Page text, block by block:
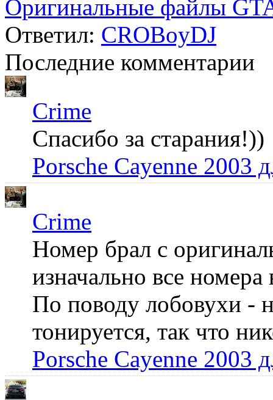
Оригинальные файлы
Ответил: CROBoyDJ
Последние комментарии
Crime
Спасибо за старания!))
Porsche Cayenne 2003
Crime
Номер брал с
изначально все
По поводу лобовухи -
тонируется, так что
Porsche Cayenne 2003